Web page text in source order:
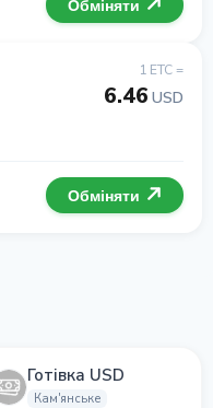
Обміняти
1 ETC =
6.46 USD
Обміняти
Готівка USD
Кам'янське